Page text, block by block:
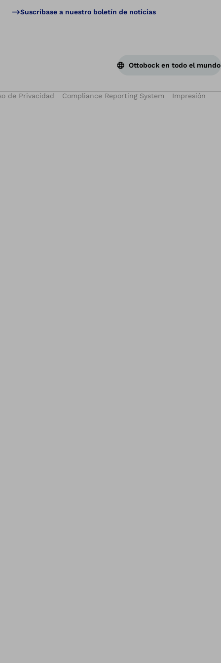
Suscríbase a nuestro boletín de noticias
Ottobock en todo el mundo
de Privacidad Compliance Reporting System
Impresión